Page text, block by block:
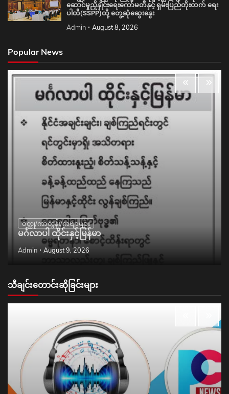
ဆောင်မှုညှိနှိုင်းရေးကော်မတီနှင့် ရှမ်းပြည်တိုးတက် ရေး
ပါတီ(SSPP)တို့ တွေ့ဆုံဆွေးနွေး
Admin August 8, 2026
Popular News
ဝတ္ထု/ကာတွန်း/ကဗျာများ
မင်္ဂလာပါ ထိုင်းနှင့်မြန်မာ
Admin August 9, 2026
သီချင်းတောင်းဆိုခြင်းများ